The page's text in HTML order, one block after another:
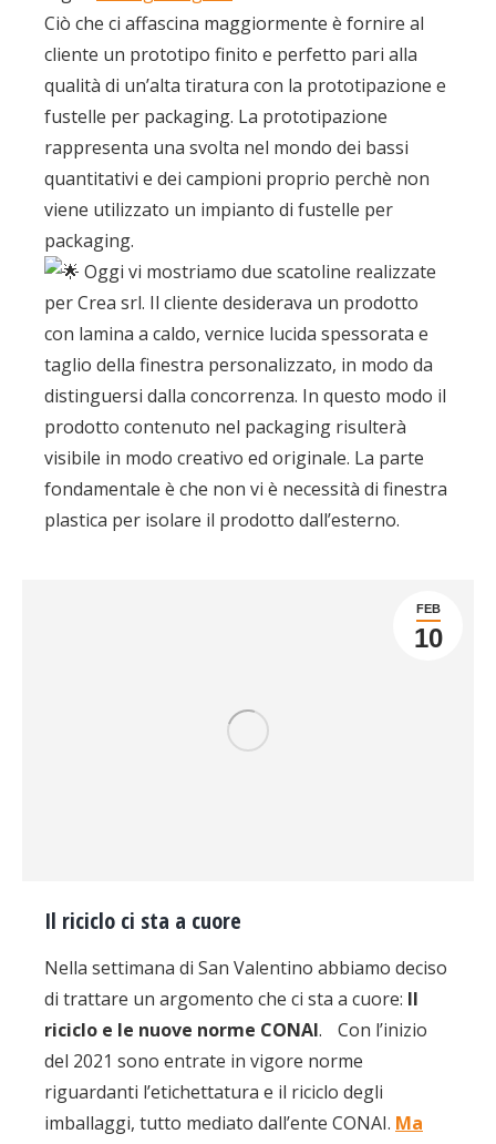
Ciò che ci affascina maggiormente è fornire al
cliente un prototipo finito e perfetto pari alla
qualità di un’alta tiratura con la prototipazione e
fustelle per packaging. La prototipazione
rappresenta una svolta nel mondo dei bassi
quantitativi e dei campioni proprio perchè non
viene utilizzato un impianto di fustelle per
packaging.
Oggi vi mostriamo due scatoline realizzate
per Crea srl. Il cliente desiderava un prodotto
con lamina a caldo, vernice lucida spessorata e
taglio della finestra personalizzato, in modo da
distinguersi dalla concorrenza. In questo modo il
prodotto contenuto nel packaging risulterà
visibile in modo creativo ed originale. La parte
fondamentale è che non vi è necessità di finestra
plastica per isolare il prodotto dall’esterno.
FEB
10
Il riciclo ci sta a cuore
Nella settimana di San Valentino abbiamo deciso
di trattare un argomento che ci sta a cuore: Il
riciclo e le nuove norme CONAI. Con l’inizio
del 2021 sono entrate in vigore norme
riguardanti l’etichettatura e il riciclo degli
imballaggi, tutto mediato dall’ente CONAI. Ma